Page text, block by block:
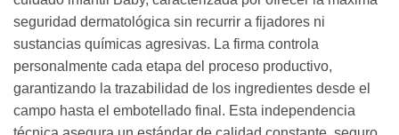
seguridad dermatológica sin recurrir a fijadores ni
sustancias químicas agresivas. La firma controla
personalmente cada etapa del proceso productivo,
garantizando la trazabilidad de los ingredientes desde el
campo hasta el embotellado final. Esta independencia